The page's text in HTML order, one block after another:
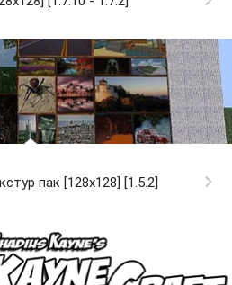
пак [128x128] [1.5.2]